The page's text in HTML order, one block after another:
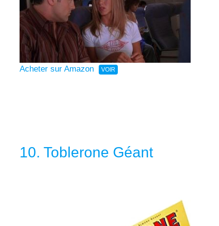
Acheter sur Amazon
10. Toblerone Géant